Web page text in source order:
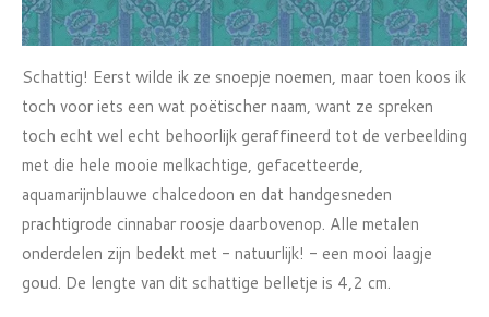
Schattig! Eerst wilde ik ze snoepje noemen, maar toen koos ik
toch voor iets een wat poëtischer naam, want ze spreken
toch echt wel echt behoorlijk geraffineerd tot de verbeelding
met die hele mooie melkachtige, gefacetteerde,
aquamarijnblauwe chalcedoon en dat handgesneden
prachtigrode cinnabar roosje daarbovenop. Alle metalen
onderdelen zijn bedekt met - natuurlijk! - een mooi laagje
goud. De lengte van dit schattige belletje is 4,2 cm.